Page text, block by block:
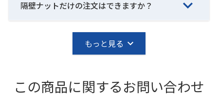
隔壁ナットだけの注文はできますか？
もっと見る
この商品に関するお問い合わせ